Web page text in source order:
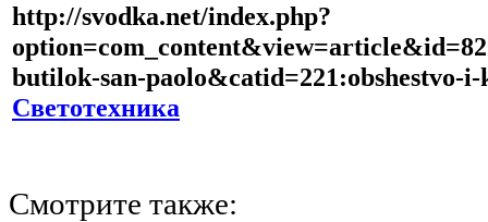
http://svodka.net/index.php?
butilok-san-paolo&catid=221:obshestvo-
Светотехника
Смотрите также: